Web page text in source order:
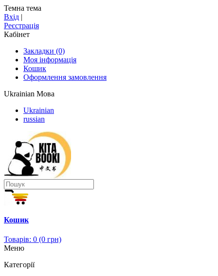
Темна тема
Вхід |
Реєстрація
Кабінет
Закладки (0)
Моя інформація
Кошик
Оформлення замовлення
Ukrainian Мова
Ukrainian
russian
Кошик
Товарів: 0 (0 грн)
Меню
Категорії